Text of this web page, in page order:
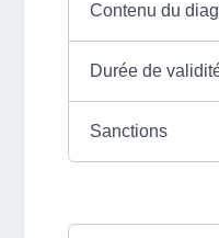
Contenu du
Durée de
Sanctions